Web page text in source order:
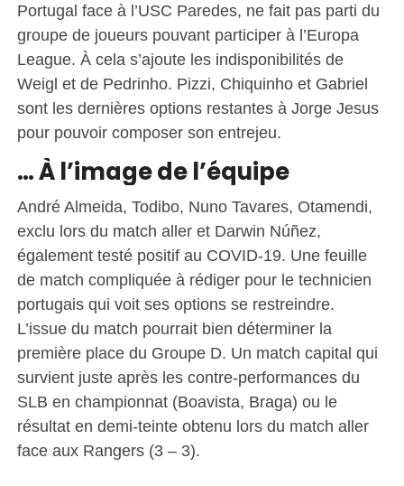
Portugal face à l’USC Paredes, ne fait pas parti du
groupe de joueurs pouvant participer à l’Europa
League. À cela s’ajoute les indisponibilités de
Weigl et de Pedrinho. Pizzi, Chiquinho et Gabriel
sont les dernières options restantes à Jorge Jesus
pour pouvoir composer son entrejeu.
… À l’image de l’équipe
André Almeida, Todibo, Nuno Tavares, Otamendi,
exclu lors du match aller et Darwin Núñez,
également testé positif au COVID-19. Une feuille
de match compliquée à rédiger pour le technicien
portugais qui voit ses options se restreindre.
L’issue du match pourrait bien déterminer la
première place du Groupe D. Un match capital qui
survient juste après les contre-performances du
SLB en championnat (Boavista, Braga) ou le
résultat en demi-teinte obtenu lors du match aller
face aux Rangers (3 – 3).